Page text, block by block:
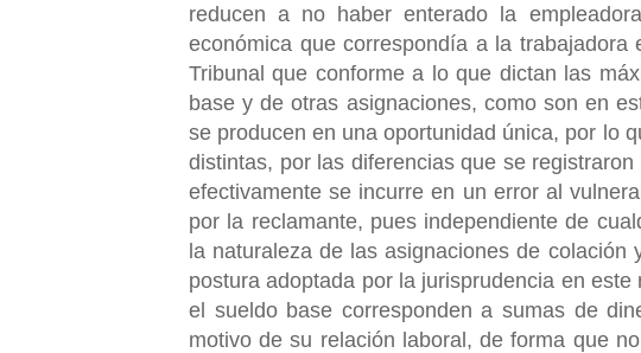
reducen a no haber enterado la
económica que correspondía a la
Tribunal que conforme a lo que dictan las
base y de otras asignaciones, como son en
se producen en una oportunidad única, por lo
distintas, por las diferencias que se
efectivamente se incurre en un error al
por la reclamante, pues independiente de
la naturaleza de las asignaciones de colación
postura adoptada por la jurisprudencia en
el sueldo base corresponden a sumas de
motivo de su relación laboral, de forma que